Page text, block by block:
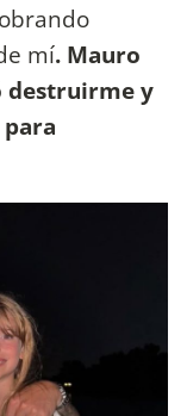
mí. Mauro
destruirme y